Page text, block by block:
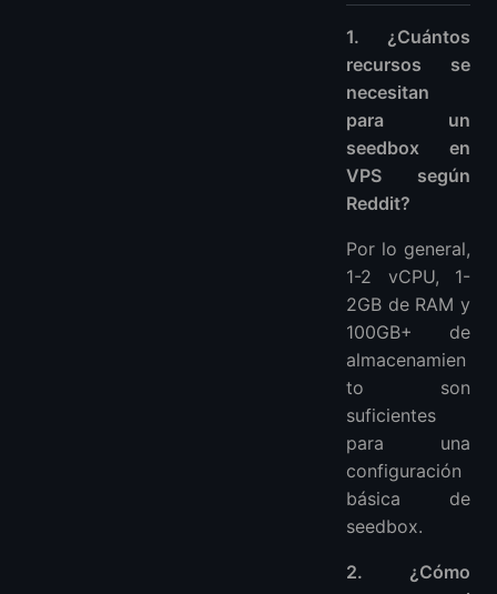
1. ¿Cuántos
recursos se
necesitan
para un
seedbox en
VPS según
Reddit?
Por lo general,
1-2 vCPU, 1-
2GB de RAM y
100GB+ de
almacenamien
to son
suficientes
para una
configuración
básica de
seedbox.
2. ¿Cómo